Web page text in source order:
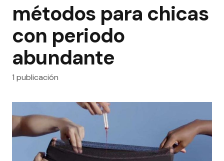
métodos para chicas
con periodo
abundante
1 publicación